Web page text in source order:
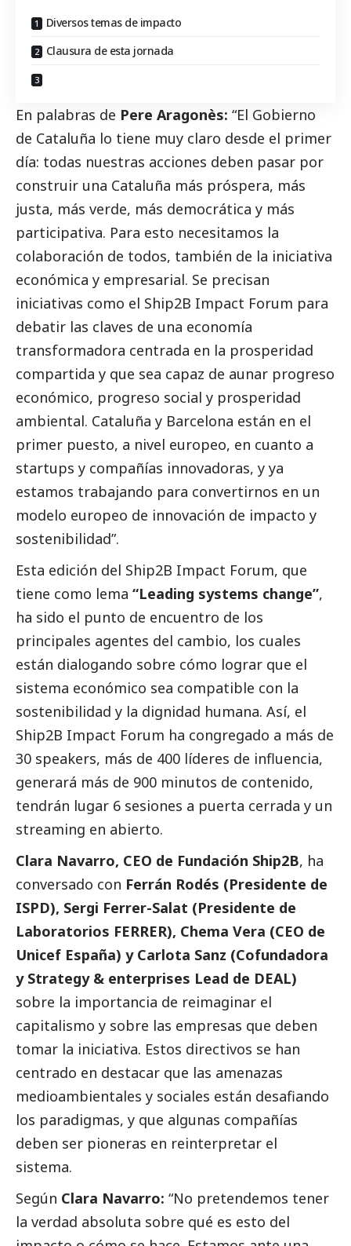
Diversos temas de impacto
Clausura de esta jornada
En palabras de Pere Aragonès: “El Gobierno
de Cataluña lo tiene muy claro desde el primer
día: todas nuestras acciones deben pasar por
construir una Cataluña más próspera, más
justa, más verde, más democrática y más
participativa. Para esto necesitamos la
colaboración de todos, también de la iniciativa
económica y empresarial. Se precisan
iniciativas como el Ship2B Impact Forum para
debatir las claves de una economía
transformadora centrada en la prosperidad
compartida y que sea capaz de aunar progreso
económico, progreso social y prosperidad
ambiental. Cataluña y Barcelona están en el
primer puesto, a nivel europeo, en cuanto a
startups y compañías innovadoras, y ya
estamos trabajando para convertirnos en un
modelo europeo de innovación de impacto y
sostenibilidad”.
Esta edición del Ship2B Impact Forum, que
tiene como lema “Leading systems change”,
ha sido el punto de encuentro de los
principales agentes del cambio, los cuales
están dialogando sobre cómo lograr que el
sistema económico sea compatible con la
sostenibilidad y la dignidad humana. Así, el
Ship2B Impact Forum ha congregado a más de
30 speakers, más de 400 líderes de influencia,
generará más de 900 minutos de contenido,
tendrán lugar 6 sesiones a puerta cerrada y un
streaming en abierto.
Clara Navarro, CEO de Fundación Ship2B, ha
conversado con Ferrán Rodés (Presidente de
ISPD), Sergi Ferrer-Salat (Presidente de
Laboratorios FERRER), Chema Vera (CEO de
Unicef España) y Carlota Sanz (Cofundadora
y Strategy & enterprises Lead de DEAL)
sobre la importancia de reimaginar el
capitalismo y sobre las empresas que deben
tomar la iniciativa. Estos directivos se han
centrado en destacar que las amenazas
medioambientales y sociales están desafiando
los paradigmas, y que algunas compañías
deben ser pioneras en reinterpretar el
sistema.
Según Clara Navarro: “No pretendemos tener
la verdad absoluta sobre qué es esto del